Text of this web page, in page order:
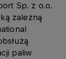
Sp. z o.o.
zależną
paliw